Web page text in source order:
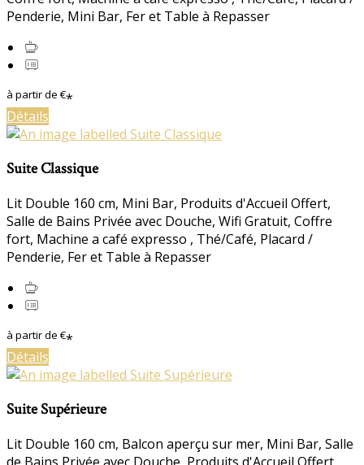
Penderie, Mini Bar, Fer et Table à Repasser
à partir de €*
Détails
Suite Classique
Lit Double 160 cm, Mini Bar, Produits d'Accueil Offert,
Salle de Bains Privée avec Douche, Wifi Gratuit, Coffre
fort, Machine a café expresso , Thé/Café, Placard /
Penderie, Fer et Table à Repasser
à partir de €*
Détails
Suite Supérieure
Lit Double 160 cm, Balcon aperçu sur mer, Mini Bar, Salle